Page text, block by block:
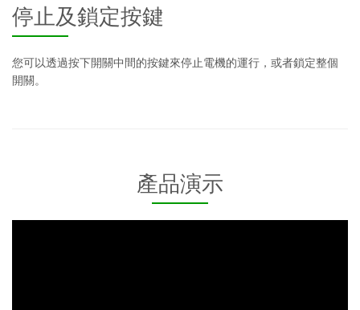
停止及鎖定按鍵
您可以透過按下開關中間的按鍵來停止電機的運行，或者鎖定整個
開關。
產品演示